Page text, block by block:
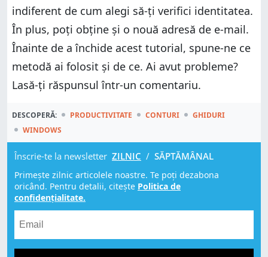
indiferent de cum alegi să-ți verifici identitatea.
În plus, poți obține și o nouă adresă de e-mail.
Înainte de a închide acest tutorial, spune-ne ce
metodă ai folosit și de ce. Ai avut probleme?
Lasă-ți răspunsul într-un comentariu.
DESCOPERĂ: PRODUCTIVITATE CONTURI
GHIDURI
WINDOWS
Înscrie-te la newsletter ZILNIC / SĂPTĂMÂNAL
Primește zilnic articolele noastre. Te poți dezabona
oricând. Pentru detalii, citește Politica de
confidențialitate.